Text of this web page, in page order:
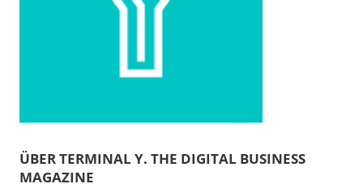
ÜBER TERMINAL Y. THE DIGITAL BUSINESS
MAGAZINE